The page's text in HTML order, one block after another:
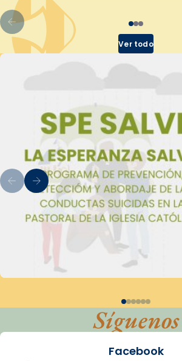
Ver todo
Síguenos
Facebook